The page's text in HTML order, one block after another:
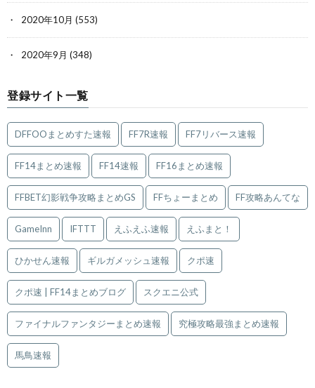
2020年10月 (553)
2020年9月 (348)
登録サイト一覧
DFFOOまとめすた速報 FF7R速報 FF7リバース速報
FF14まとめ速報 FF14速報 FF16まとめ速報
FFBET幻影戦争攻略まとめGS FFちょーまとめ FF攻略あんてな
GameInn IFTTT えふえふ速報 えふまと！
ひかせん速報 ギルガメッシュ速報 クポ速
クポ速 | FF14まとめブログ スクエニ公式
ファイナルファンタジーまとめ速報 究極攻略最強まとめ速報
馬鳥速報